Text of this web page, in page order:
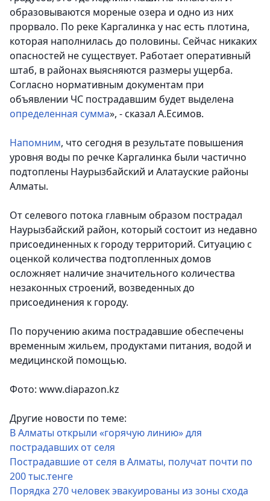
образовываются мореные озера и одно из них
прорвало. По реке Каргалинка у нас есть плотина,
которая наполнилась до половины. Сейчас никаких
опасностей не существует. Работает оперативный
штаб, в районах выясняются размеры ущерба.
Согласно нормативным документам при
объявлении ЧС пострадавшим будет выделена
определенная сумма», - сказал А.Есимов.
Напомним, что сегодня в результате повышения
уровня воды по речке Каргалинка были частично
подтоплены Наурызбайский и Алатауские районы
Алматы.
От селевого потока главным образом пострадал
Наурызбайский район, который состоит из недавно
присоединенных к городу территорий. Ситуацию с
оценкой количества подтопленных домов
осложняет наличие значительного количества
незаконных строений, возведенных до
присоединения к городу.
По поручению акима пострадавшие обеспечены
временным жильем, продуктами питания, водой и
медицинской помощью.
Фото: www.diapazon.kz
Другие новости по теме:
В Алматы открыли «горячую линию» для
пострадавших от селя
Пострадавшие от селя в Алматы, получат почти по
200 тыс.тенге
Порядка 270 человек эвакуированы из зоны схода